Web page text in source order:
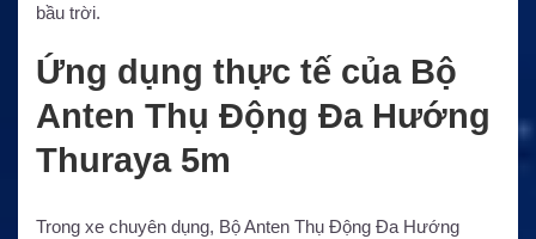
bầu trời.
Ứng dụng thực tế của Bộ
Anten Thụ Động Đa Hướng
Thuraya 5m
Trong xe chuyên dụng, Bộ Anten Thụ Động Đa Hướng